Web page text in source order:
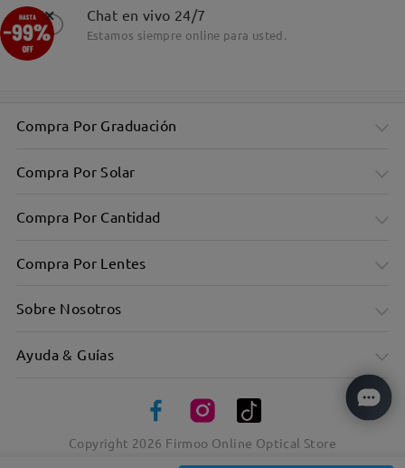
Simplicidad clásica encarnada en el montura redonda de
Chat en vivo 24/7
Estamos siempre online para usted.
Compra Por Graduación
Compra Por Solar
Compra Por Cantidad
Compra Por Lentes
Sobre Nosotros
Ayuda & Guías
Copyright 2026 Firmoo Online Optical Store
×